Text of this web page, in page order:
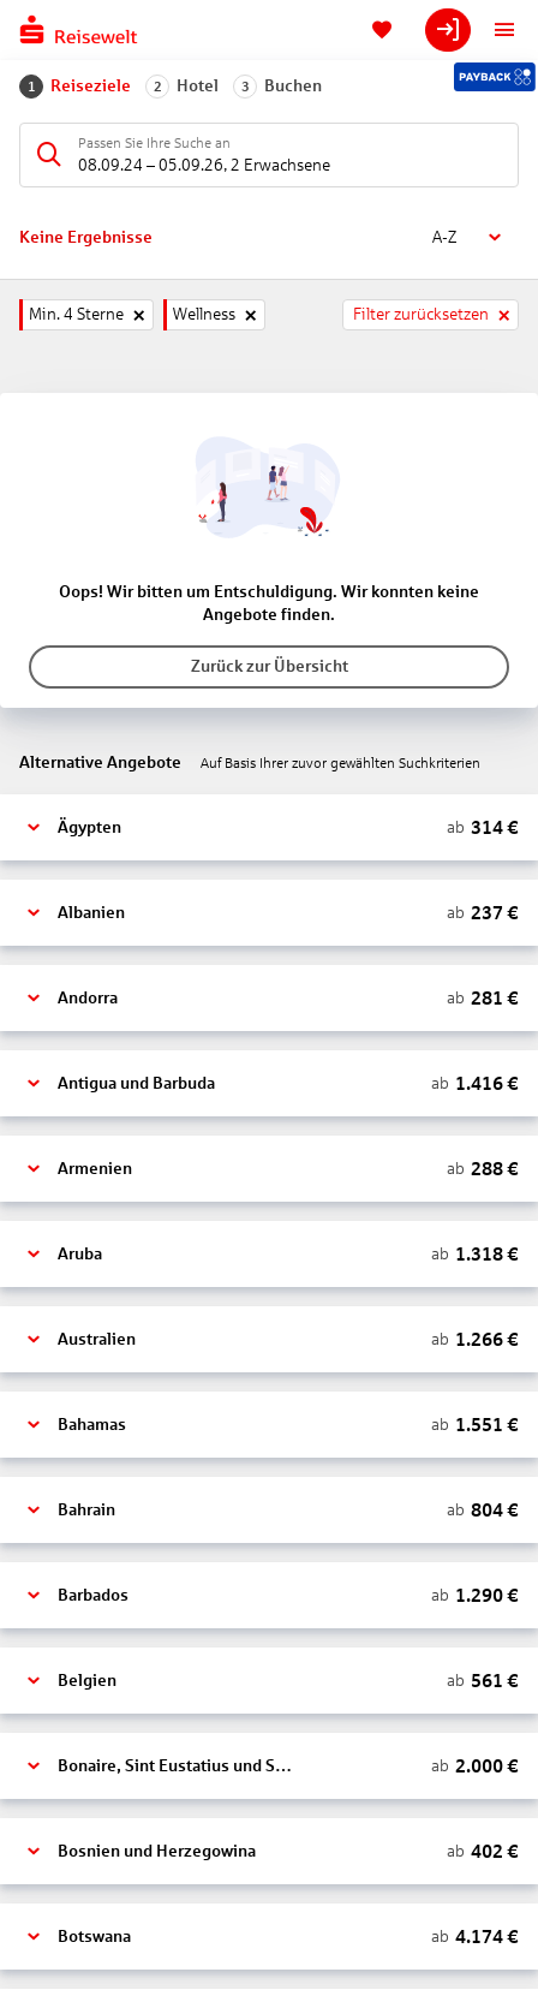
1 Reiseziele 2 Hotel 3 Buchen
Passen Sie Ihre Suche an
08.09.24 – 05.09.26, 2 Erwachsene
Keine Ergebnisse A-Z
Min. 4 Sterne Wellness Filter zurücksetzen
Oops! Wir bitten um Entschuldigung. Wir konnten keine
Angebote finden.
Zurück zur Übersicht
Alternative Angebote Auf Basis Ihrer zuvor gewählten Suchkriterien
Ägypten ab 314€
Albanien ab 237 €
Andorra ab 281 €
Antigua und Barbuda ab 1.416€
Armenien ab 288€
Aruba ab 1.318€
Australien ab 1.266€
Bahamas ab 1.551 €
Bahrain ab 804€
Barbados ab 1.290€
Belgien ab 561 €
Bonaire, Sint Eustatius und Saba ab 2.000€
Bosnien und Herzegowina ab 402 €
Botswana ab 4.174€